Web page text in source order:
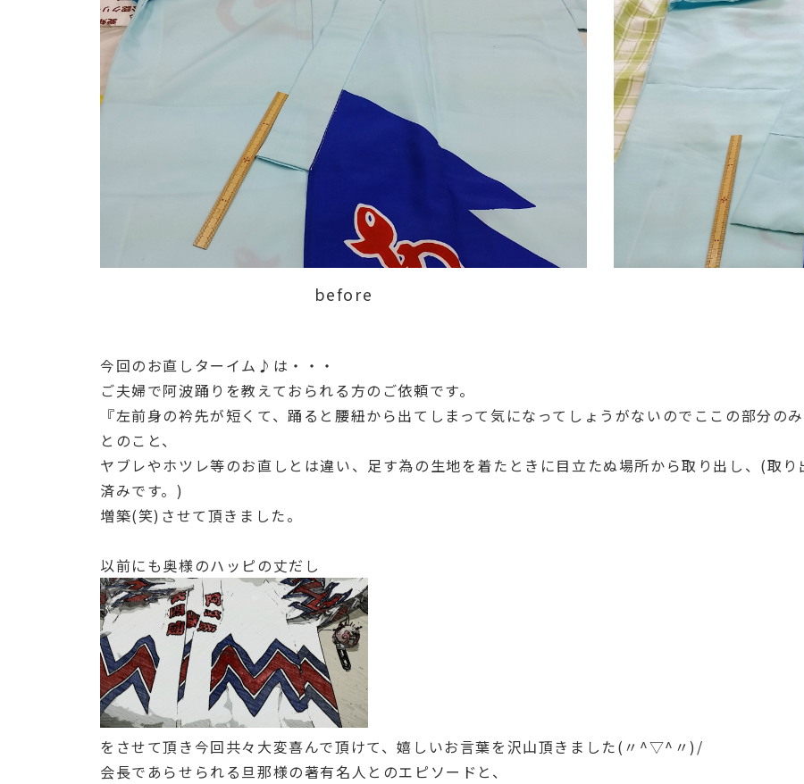
before
今回のお直しターイム♪は・・・
ご夫婦で阿波踊りを教えておられる方のご依頼です。
『左前身の衿先が短くて、踊ると腰紐から出てしまって気になってしょうがないのでここの部分の
とのこと、
ヤブレやホツレ等のお直しとは違い、足す為の生地を着たときに目立たぬ場所から取り出し、(取
済みです。)
増築(笑)させて頂きました。
以前にも奥様のハッピの丈だし
をさせて頂き今回共々大変喜んで頂けて、嬉しいお言葉を沢山頂きました(〃^▽^〃)/
会長であらせられる旦那様の著有名人とのエピソードと、